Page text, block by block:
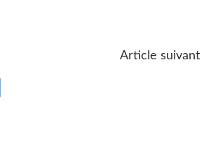
Article suivant